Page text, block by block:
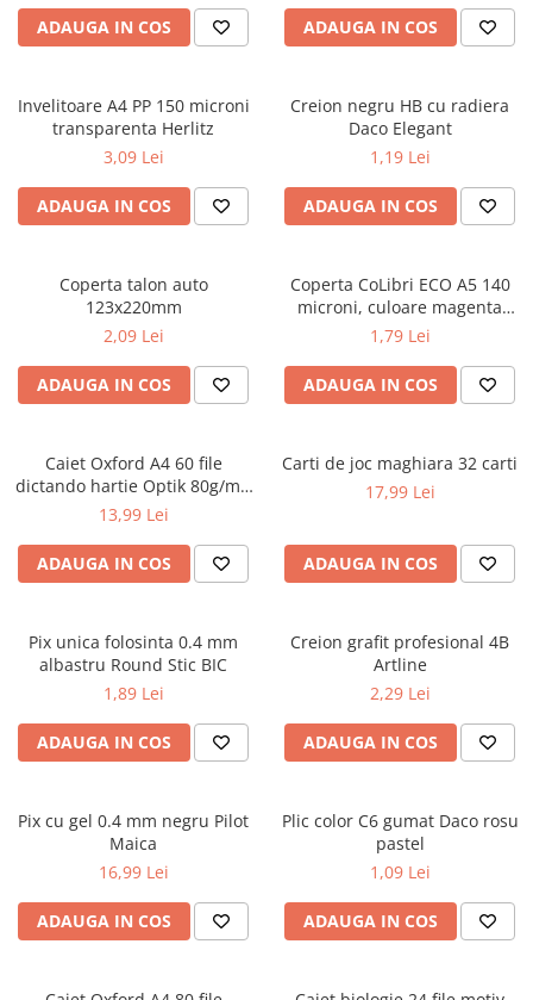
Globuri pământești
Cutii sandwich și caserole
Termosuri
Pahare și sticle pentru scoală
Cutii pentru depozitare
Caiete școlare și hârtie
Caiete muzică
Caiete geografie și biologie
Caiete foi veline
Vocabulare
Blocuri de desen școlare
Hârtie pentru lucru manual
Accesorii geometrie și matematică
Rigle și Echere
Compasuri
Truse geometrie
Socotitori și bețisoare pentru
numărat
Ghiozdane și rucsacuri
Rucsacuri școlare și casual
Ghiozdane pentru grădinită
Penare
Penare neechipate
ADAUGA IN COS ADAUGA IN COS
Invelitoare A4 PP 150 microni
transparenta Herlitz
3,09 Lei
ADAUGA IN COS
Creion negru HB cu radiera
Daco Elegant
1,19 Lei
ADAUGA IN COS
Coperta talon auto
123x220mm
2,09 Lei
ADAUGA IN COS
Coperta CoLibri ECO A5 140
microni, culoare magenta
opac
1,79 Lei
ADAUGA IN COS
Caiet Oxford A4 60 file
dictando hartie Optik 80g/mp
Touch Pastel
13,99 Lei
ADAUGA IN COS
Carti de joc maghiara 32 carti
17,99 Lei
ADAUGA IN COS
Pix unica folosinta 0.4 mm
albastru Round Stic BIC
1,89 Lei
ADAUGA IN COS
Creion grafit profesional 4B
Artline
2,29 Lei
ADAUGA IN COS
Pix cu gel 0.4 mm negru Pilot
Maica
16,99 Lei
ADAUGA IN COS
Plic color C6 gumat Daco rosu
pastel
1,09 Lei
ADAUGA IN COS